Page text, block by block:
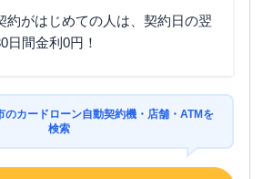
約がはじめての人は、契約日の翌
日間金利0円！
のカードローン自動契約機・店舗・ATMを
検索